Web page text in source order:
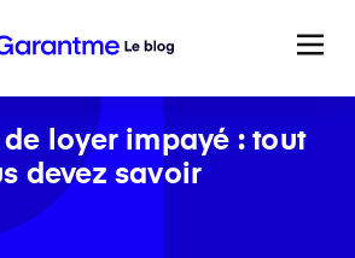
loyer impayé : tout
devez savoir